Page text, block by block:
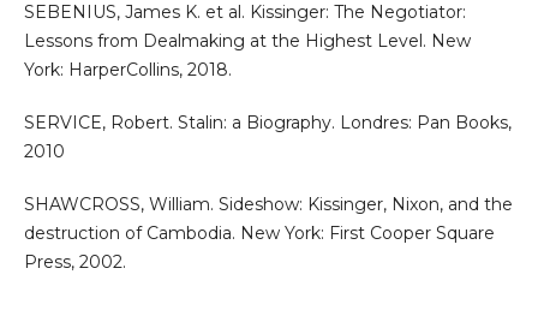
SEBENIUS, James K. et al. Kissinger: The Negotiator:
Lessons from Dealmaking at the Highest Level. New
York: HarperCollins, 2018.
SERVICE, Robert. Stalin: a Biography. Londres: Pan Books,
2010
SHAWCROSS, William. Sideshow: Kissinger, Nixon, and the
destruction of Cambodia. New York: First Cooper Square
Press, 2002.